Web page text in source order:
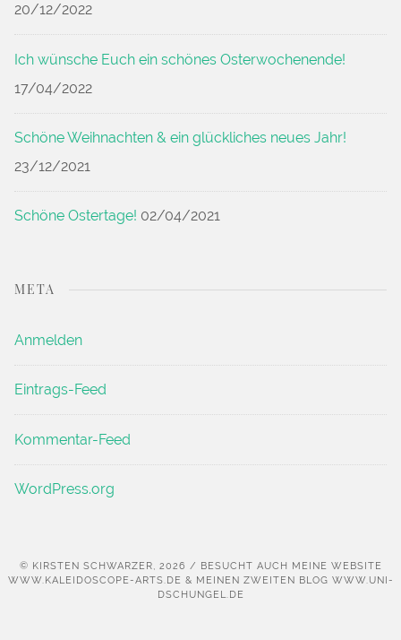
20/12/2022
Ich wünsche Euch ein schönes Osterwochenende!
17/04/2022
Schöne Weihnachten & ein glückliches neues Jahr!
23/12/2021
Schöne Ostertage! 02/04/2021
META
Anmelden
Eintrags-Feed
Kommentar-Feed
WordPress.org
© KIRSTEN SCHWARZER, 2026 / BESUCHT AUCH MEINE WEBSITE
WWW.KALEIDOSCOPE-ARTS.DE & MEINEN ZWEITEN BLOG WWW.UNI-
DSCHUNGEL.DE